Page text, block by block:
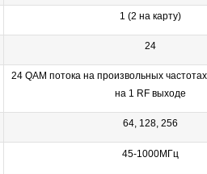
1 (2 на карту)
24
24 QAM потока на произвольных
на 1 RF выходе
64, 128, 256
45-1000МГц